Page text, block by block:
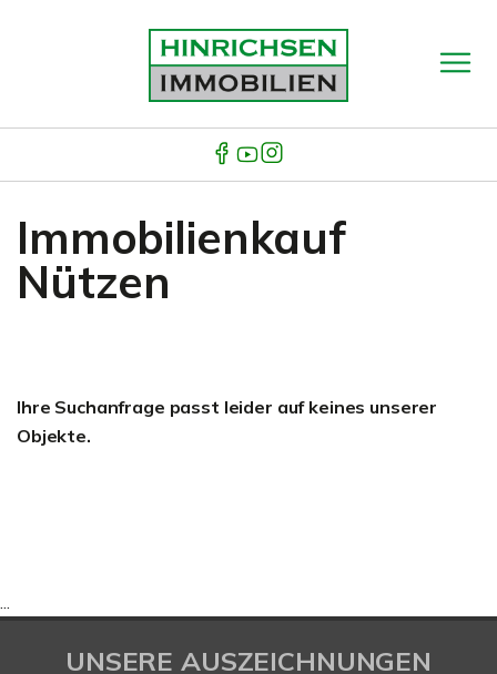
Immobilienkauf
Nützen
Ihre Suchanfrage passt leider auf keines unserer
Objekte.
...
UNSERE AUSZEICHNUNGEN